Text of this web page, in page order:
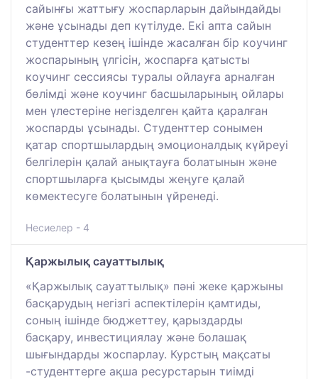
сайынғы жаттығу жоспарларын дайындайды
және ұсынады деп күтілуде. Екі апта сайын
студенттер кезең ішінде жасалған бір коучинг
жоспарының үлгісін, жоспарға қатысты
коучинг сессиясы туралы ойлауға арналған
бөлімді және коучинг басшыларының ойлары
мен үлестеріне негізделген қайта қаралған
жоспарды ұсынады. Студенттер сонымен
қатар спортшылардың эмоционалдық күйреуі
белгілерін қалай анықтауға болатынын және
спортшыларға қысымды жеңуге қалай
көмектесуге болатынын үйренеді.
Несиелер - 4
Қаржылық сауаттылық
«Қаржылық сауаттылық» пәні жеке қаржыны
басқарудың негізгі аспектілерін қамтиды,
соның ішінде бюджеттеу, қарыздарды
басқару, инвестициялау және болашақ
шығындарды жоспарлау. Курстың мақсаты
-студенттерге ақша ресурстарын тиімді